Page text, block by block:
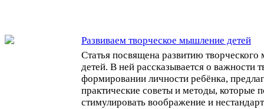
Развиваем творческое мышление детей
Статья посвящена развитию
детей. В ней рассказывается о важности
формировании личности ребёнка,
практические советы и методы, которые
стимулировать воображение и